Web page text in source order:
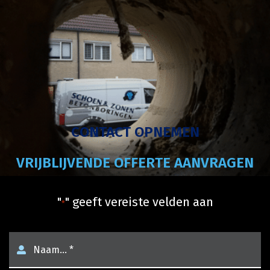
CONTACT OPNEMEN
VRIJBLIJVENDE OFFERTE AANVRAGEN
"*" geeft vereiste velden aan